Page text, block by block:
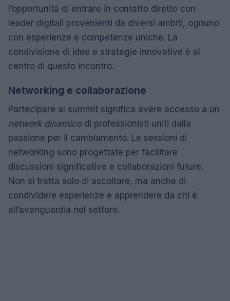
l’opportunità di entrare in contatto diretto con
leader digitali provenienti da diversi ambiti, ognuno
con esperienze e competenze uniche. La
condivisione di idee e strategie innovative è al
centro di questo incontro.
Networking e collaborazione
Partecipare al summit significa avere accesso a un
network dinamicodi professionisti uniti dalla
passione per il cambiamento. Le sessioni di
networking sono progettate per facilitare
discussioni significative e collaborazioni future.
Non si tratta solo di ascoltare, ma anche di
condividere esperienze e apprendere da chi è
all’avanguardia nel settore.